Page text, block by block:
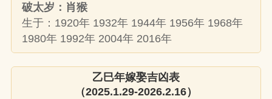
破太岁：肖猴
生于：1920年 1932年 1944年 1956年 1968年
1980年 1992年 2004年 2016年
乙巳年嫁娶吉凶表
（2025.1.29-2026.2.16）